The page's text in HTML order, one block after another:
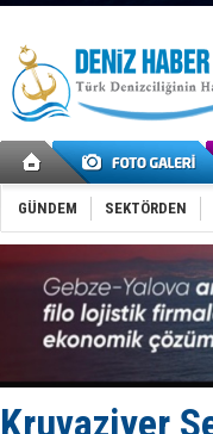
GÜNDEM SEKTÖRDEN
Kruvaziyer